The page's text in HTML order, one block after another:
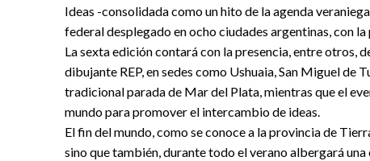
Ideas -consolidada como un hito de la agenda
federal desplegado en ocho ciudades argentinas, con
La sexta edición contará con la presencia, entre otros,
dibujante REP, en sedes como Ushuaia, San Miguel de
tradicional parada de Mar del Plata, mientras que el
mundo para promover el intercambio de ideas.
El fin del mundo, como se conoce a la provincia de
sino que también, durante todo el verano albergará